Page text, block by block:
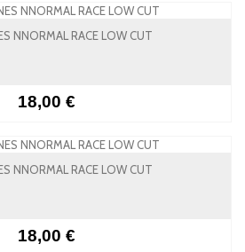
NNORMAL RACE LOW CUT
18,00 €
NNORMAL RACE LOW CUT
18,00 €